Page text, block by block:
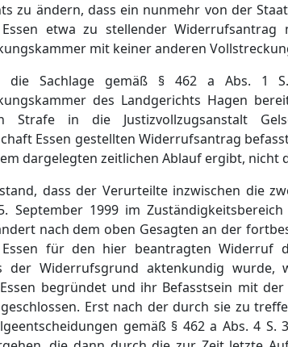
zu ändern, dass ein nunmehr von der
Essen etwa zu stellender
mit keiner anderen
die Sachlage gemäß § 462 a Abs. 1
des Landgerichts Hagen
Strafe in die Justizvollzugsanstalt
Essen gestellten Widerrufsantrag
dargelegten zeitlichen Ablauf ergibt, nicht
dass der Verurteilte inzwischen die
September 1999 im
nach dem oben Gesagten an der
Essen für den hier beantragten Widerruf
der Widerrufsgrund aktenkundig wurde,
begründet und ihr Befasstsein mit
Erst nach der durch sie zu
gemäß § 462 a Abs. 4